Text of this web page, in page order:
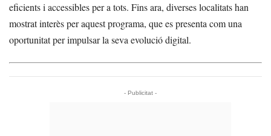
eficients i accessibles per a tots. Fins ara, diverses localitats han
mostrat interès per aquest programa, que es presenta com una
oportunitat per impulsar la seva evolució digital.
- Publicitat -